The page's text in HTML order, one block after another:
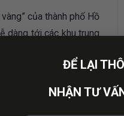
ĐỂ LẠI
NHẬN TƯ
của thành phố Hồ
dàng tới các khu trung
Cảng, trường học,
mái khi đến với toà